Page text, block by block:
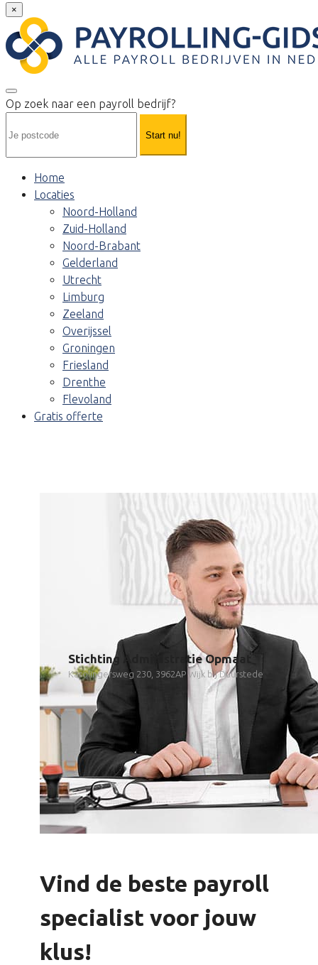
×
Op zoek naar een payroll bedrijf?
Start nu!
Home
Locaties
Noord-Holland
Zuid-Holland
Noord-Brabant
Gelderland
Utrecht
Limburg
Zeeland
Overijssel
Groningen
Friesland
Drenthe
Flevoland
Gratis offerte
Stichting Administratie Opmaat
Karolingersweg 230, 3962AP Wijk bij Duurstede
Vind de beste payroll
specialist voor jouw
klus!